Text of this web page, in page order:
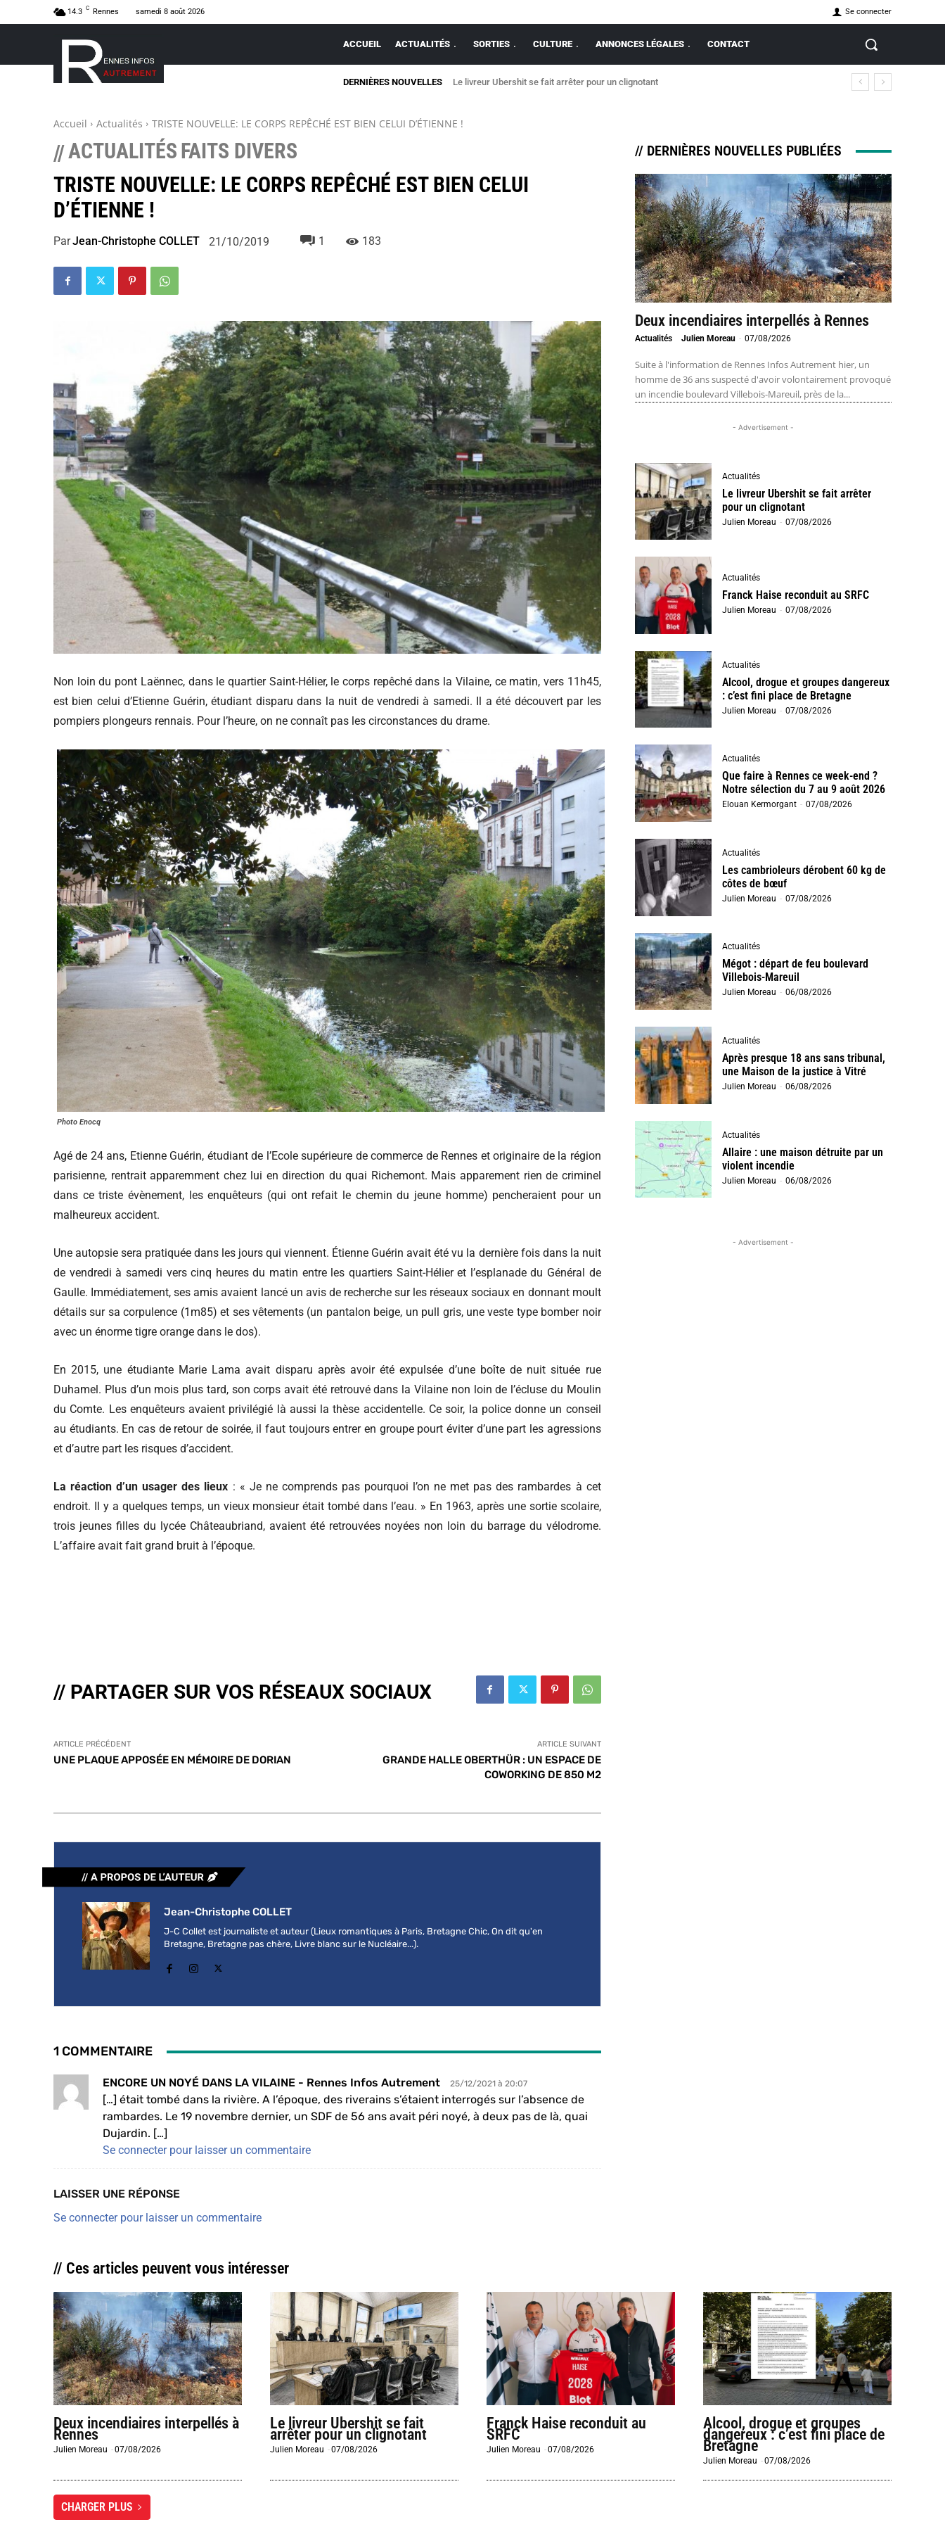
14.3 C Rennes samedi 8 août 2026 Se connecter
ACCUEIL ACTUALITÉS SORTIES CULTURE ANNONCES LÉGALES CONTACT
DERNIÈRES NOUVELLES Le livreur Ubershit se fait arrêter pour un clignotant
Accueil Actualités TRISTE NOUVELLE: LE CORPS REPÊCHÉ EST BIEN CELUI D’ÉTIENNE !
//ACTUALITÉS FAITS DIVERS
TRISTE NOUVELLE: LE CORPS REPÊCHÉ EST BIEN CELUI
D’ÉTIENNE !
ParJean-Christophe COLLET 21/10/2019 1 183
Non loin du pont Laënnec, dans le quartier Saint-Hélier, le corps repêché dans la Vilaine, ce matin, vers 11h45,
est bien celui d’Etienne Guérin, étudiant disparu dans la nuit de vendredi à samedi. Il a été découvert par les
pompiers plongeurs rennais. Pour l’heure, on ne connaît pas les circonstances du drame.
Photo Enocq
Agé de 24 ans, Etienne Guérin, étudiant de l’Ecole supérieure de commerce de Rennes et originaire de la région
parisienne, rentrait apparemment chez lui en direction du quai Richemont. Mais apparement rien de criminel
dans ce triste évènement, les enquêteurs (qui ont refait le chemin du jeune homme) pencheraient pour un
malheureux accident.
Une autopsie sera pratiquée dans les jours qui viennent. Étienne Guérin avait été vu la dernière fois dans la nuit
de vendredi à samedi vers cinq heures du matin entre les quartiers Saint-Hélier et l’esplanade du Général de
Gaulle. Immédiatement, ses amis avaient lancé un avis de recherche sur les réseaux sociaux en donnant moult
détails sur sa corpulence (1m85) et ses vêtements (un pantalon beige, un pull gris, une veste type bomber noir
avec un énorme tigre orange dans le dos).
En 2015, une étudiante Marie Lama avait disparu après avoir été expulsée d’une boîte de nuit située rue
Duhamel. Plus d’un mois plus tard, son corps avait été retrouvé dans la Vilaine non loin de l’écluse du Moulin
du Comte. Les enquêteurs avaient privilégié là aussi la thèse accidentelle. Ce soir, la police donne un conseil
au étudiants. En cas de retour de soirée, il faut toujours entrer en groupe pourt éviter d’une part les agressions
et d’autre part les risques d’accident.
La réaction d’un usager des lieux : « Je ne comprends pas pourquoi l’on ne met pas des rambardes à cet
endroit. Il y a quelques temps, un vieux monsieur était tombé dans l’eau. » En 1963, après une sortie scolaire,
trois jeunes filles du lycée Châteaubriand, avaient été retrouvées noyées non loin du barrage du vélodrome.
L’affaire avait fait grand bruit à l’époque.
// PARTAGER SUR VOS RÉSEAUX SOCIAUX
ARTICLE PRÉCÉDENT
UNE PLAQUE APPOSÉE EN MÉMOIRE DE DORIAN
ARTICLE SUIVANT
GRANDE HALLE OBERTHÜR : UN ESPACE DE
COWORKING DE 850 M2
Jean-Christophe COLLET
J-C Collet est journaliste et auteur (Lieux romantiques à Paris, Bretagne Chic, On dit qu'en
Bretagne, Bretagne pas chère, Livre blanc sur le Nucléaire...).
1 COMMENTAIRE
ENCORE UN NOYÉ DANS LA VILAINE - Rennes Infos Autrement 25/12/2021 à 20:07
[…] était tombé dans la rivière. A l’époque, des riverains s’étaient interrogés sur l’absence de
rambardes. Le 19 novembre dernier, un SDF de 56 ans avait péri noyé, à deux pas de là, quai
Dujardin. […]
Se connecter pour laisser un commentaire
LAISSER UNE RÉPONSE
Se connecter pour laisser un commentaire
// DERNIÈRES NOUVELLES PUBLIÉES
Deux incendiaires interpellés à Rennes
Actualités Julien Moreau - 07/08/2026
Suite à l'information de Rennes Infos Autrement hier, un
homme de 36 ans suspecté d'avoir volontairement provoqué
un incendie boulevard Villebois-Mareuil, près de la...
- Advertisement -
Actualités
Le livreur Ubershit se fait arrêter
pour un clignotant
Julien Moreau - 07/08/2026
Actualités
Franck Haise reconduit au SRFC
Julien Moreau - 07/08/2026
Actualités
Alcool, drogue et groupes dangereux
: c’est fini place de Bretagne
Julien Moreau - 07/08/2026
Actualités
Que faire à Rennes ce week-end ?
Notre sélection du 7 au 9 août 2026
Elouan Kermorgant - 07/08/2026
Actualités
Les cambrioleurs dérobent 60 kg de
côtes de bœuf
Julien Moreau - 07/08/2026
Actualités
Mégot : départ de feu boulevard
Villebois-Mareuil
Julien Moreau - 06/08/2026
Actualités
Après presque 18 ans sans tribunal,
une Maison de la justice à Vitré
Julien Moreau - 06/08/2026
Actualités
Allaire : une maison détruite par un
violent incendie
Julien Moreau - 06/08/2026
- Advertisement -
// Ces articles peuvent vous intéresser
Deux incendiaires interpellés à
Rennes
Julien Moreau -07/08/2026
Le livreur Ubershit se fait
arrêter pour un clignotant
Julien Moreau -07/08/2026
Franck Haise reconduit au
SRFC
Julien Moreau -07/08/2026
Alcool, drogue et groupes
dangereux : c’est fini place de
Bretagne
Julien Moreau -07/08/2026
CHARGER PLUS